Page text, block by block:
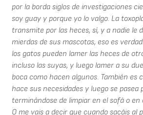
por la borda siglos de investigaciones
soy guay y porque yo lo valgo. La
transmite por las heces, sí, y a nadie le
mierdas de sus mascotas, eso es
los gatos pueden lamer las heces de
incluso las suyas, y luego lamer a su
boca como hacen algunos. También es
hace sus necesidades y luego se pasea
terminándose de limpiar en el sofá o
O me vais a decir que cuando sacáis al